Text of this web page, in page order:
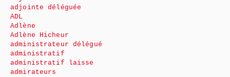
adjointe déléguée
ADL
Adlène
Adlène Hicheur
administrateur délégué
administratif
administratif laisse
admirateurs